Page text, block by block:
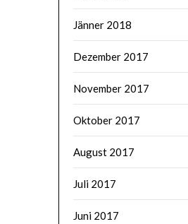
Jänner 2018
Dezember 2017
November 2017
Oktober 2017
August 2017
Juli 2017
Juni 2017